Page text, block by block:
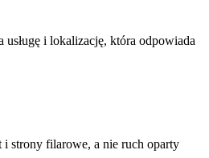
i lokalizację, która odpowiada
i strony filarowe, a nie ruch oparty